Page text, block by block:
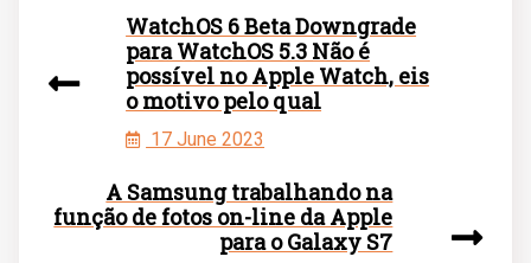
WatchOS 6 Beta Downgrade
para WatchOS 5.3 Não é
possível no Apple Watch, eis
o motivo pelo qual
17 June 2023
A Samsung trabalhando na
função de fotos on-line da Apple
para o Galaxy S7